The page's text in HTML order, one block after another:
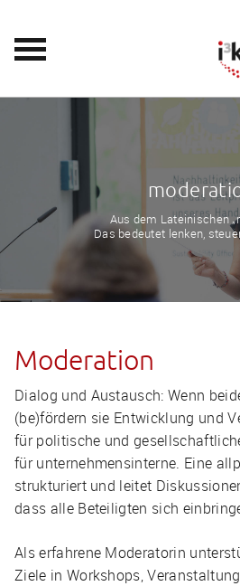
Aus dem Lateinischen
Das bedeutet lenken,
Moderation
Dialog und Austausch: Wenn
(be)fördern sie Entwicklung und
für politische und
für unternehmensinterne. Eine
strukturiert und leitet
dass alle Beteiligten sich
Als erfahrene Moderatorin
Ziele in Workshops,